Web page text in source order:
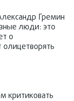
Гремин
люди: это
о
критиковать